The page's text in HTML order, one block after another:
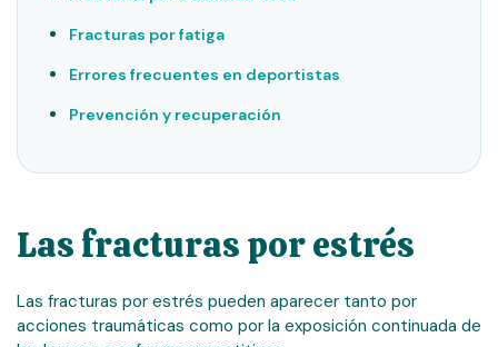
Fracturas por fatiga
Errores frecuentes en deportistas
Prevención y recuperación
Las fracturas por estrés
Las fracturas por estrés pueden aparecer tanto por
acciones traumáticas como por la exposición continuada de